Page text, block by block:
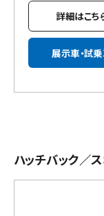
詳細はこち
展示車・試
ハッチバック／